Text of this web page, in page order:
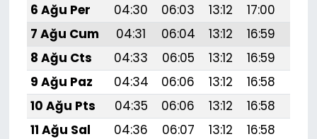
6 Ağu Per
04:30 06:03 13:12 17:00
7 Ağu Cum
04:31 06:04 13:12 16:59
8 Ağu Cts
04:33 06:05 13:12 16:59
9 Ağu Paz
04:34 06:06 13:12 16:58
10 Ağu Pts
04:35 06:06 13:12 16:58
11 Ağu Sal
04:36 06:07 13:12 16:58